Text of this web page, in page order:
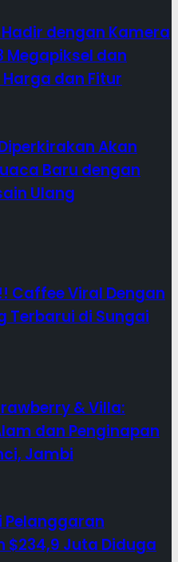
dengan Kamera
Megapiksel dan
dan Fitur
Akan
Baru dengan
Ulang
Caffee Viral Dengan
Terbarui di Sungai
& Villa:
dan Penginapan
Jambi
Pelanggaran
$234,9 Juta Diduga